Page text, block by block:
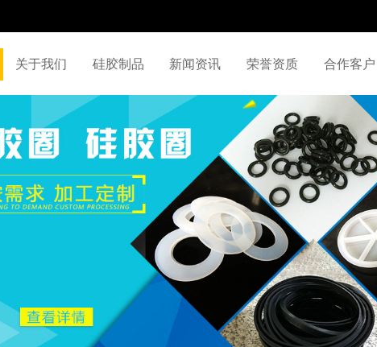
关于我们 硅胶制品 新闻资讯 荣誉资质 合作客户